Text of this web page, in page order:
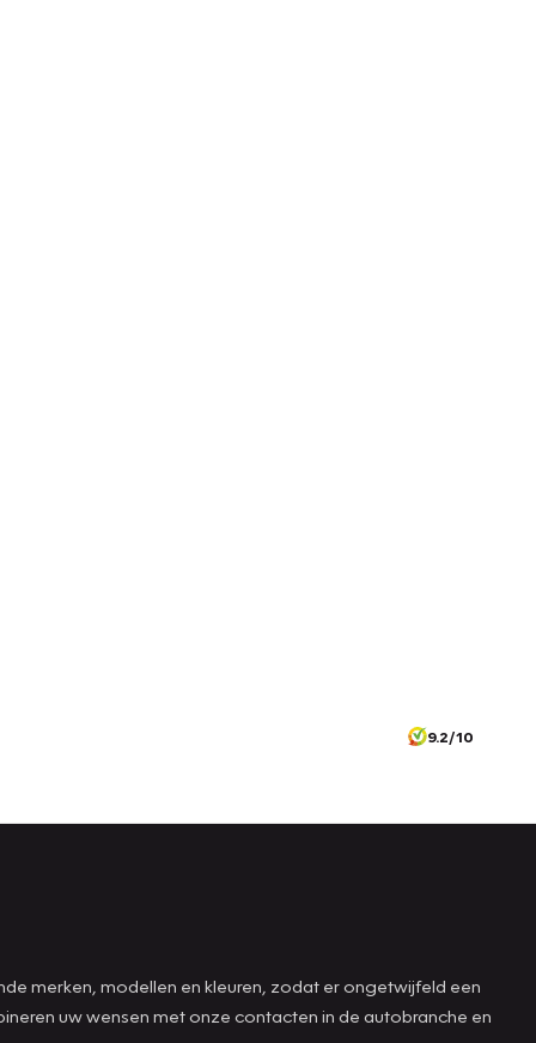
9.2/10
merken, modellen en kleuren, zodat er ongetwijfeld een
uw wensen met onze contacten in de autobranche en